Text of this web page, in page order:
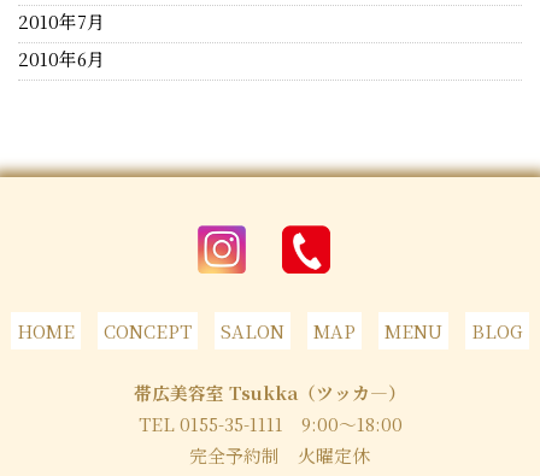
2010年7月
2010年6月
HOME CONCEPT SALON MAP MENU BLOG
帯広美容室 Tsukka（ツッカ―）
TEL 0155-35-1111 9:00～18:00
完全予約制 火曜定休